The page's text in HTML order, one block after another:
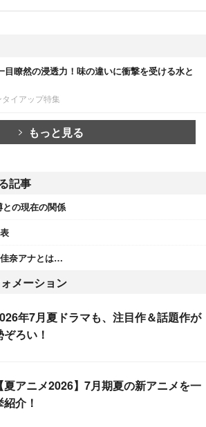
目瞭然の浸透力！味の違いに衝撃を受ける水と
イアップ特集
もっと見る
記事
の現在の関係
奈アナとは…
メーション
年7月夏ドラマも、注目作＆話題作が
ぞろい！
【夏アニメ2026】7月期夏の新アニメを一
紹介！